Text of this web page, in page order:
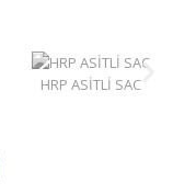
HRP ASİTLİ SAC